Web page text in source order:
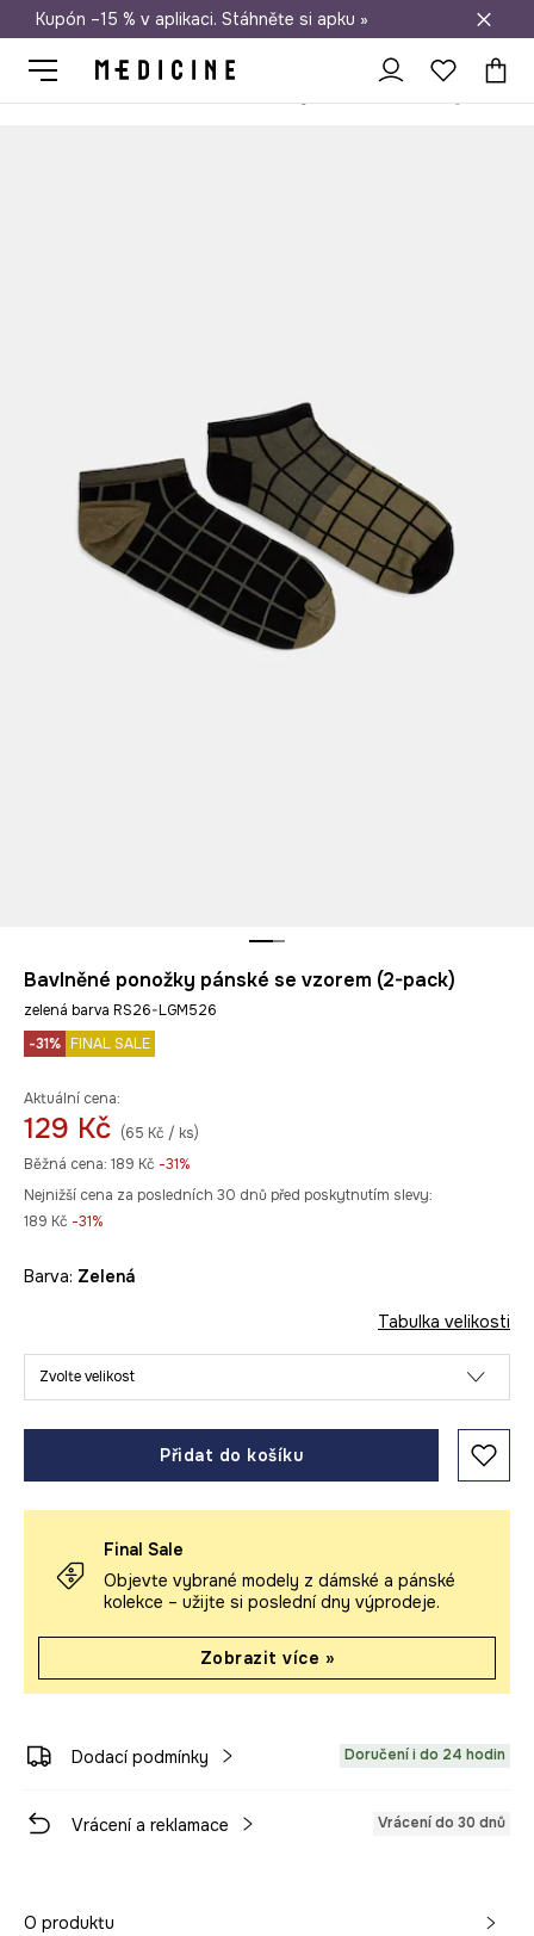
Doprava zdarma při nákupu nad 1 200 Kč
Kupón –15 % v aplikaci. Stáhněte si apku »
Bavlněné ponožky pánské se vzorem (2-pack)
zelená barva RS26-LGM526
-31% FINAL SALE
Aktuální cena:
129 Kč (65 Kč / ks)
Běžná cena: 189 Kč -31%
Nejnižší cena za posledních 30 dnů před poskytnutím slevy:
189 Kč -31%
Barva: zelená
Tabulka velikosti
Zvolte velikost
Přidat do košíku
Final Sale
Objevte vybrané modely z dámské a pánské
kolekce – užijte si poslední dny výprodeje.
Zobrazit více »
Dodací podmínky Doručení i do 24 hodin
Vrácení a reklamace Vrácení do 30 dnů
O produktu